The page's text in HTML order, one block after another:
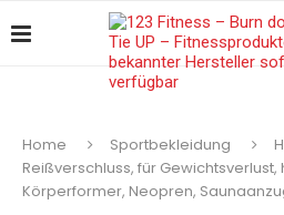
Home Sportbekleidung
Reißverschluss, für
Körperformer, Neopren,